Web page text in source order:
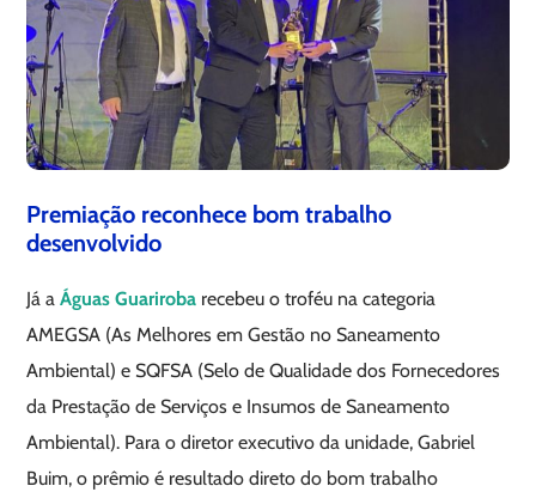
Premiação reconhece bom trabalho
desenvolvido
Já aÁguas Guariroba recebeu o troféu na categoria
AMEGSA (As Melhores em Gestão no Saneamento
Ambiental) e SQFSA (Selo de Qualidade dos Fornecedores
da Prestação de Serviços e Insumos de Saneamento
Ambiental). Para o diretor executivo da unidade, Gabriel
Buim, o prêmio é resultado direto do bom trabalho